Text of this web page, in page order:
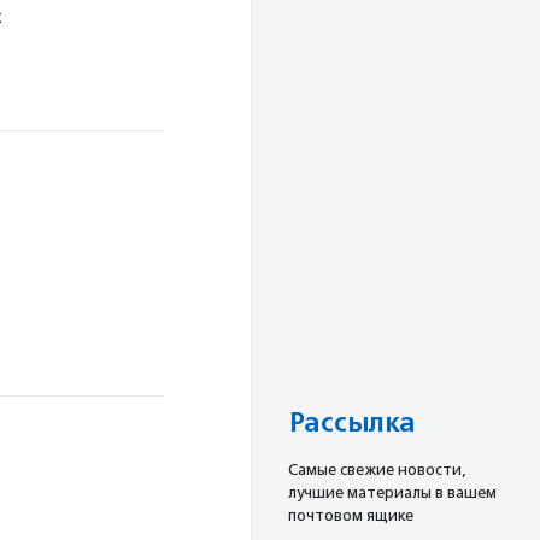
Рассылка
Cамые свежие новости,
лучшие материалы в вашем
почтовом ящике